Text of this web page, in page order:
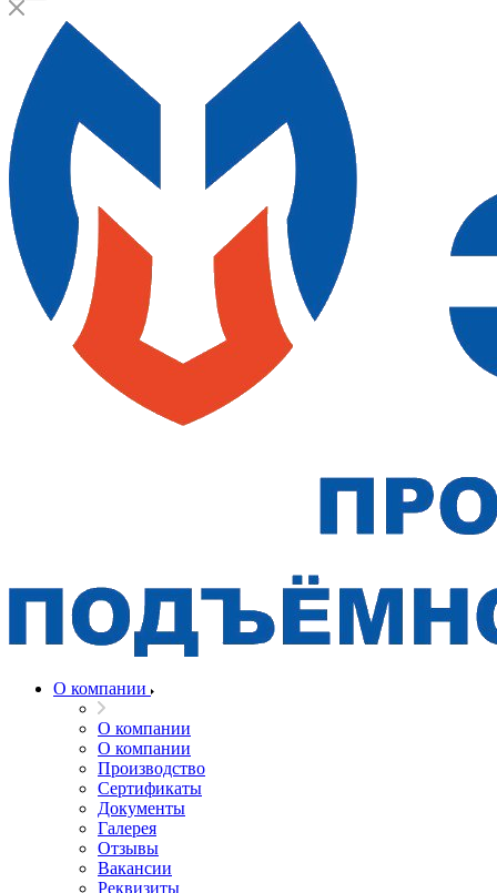
О компании
О компании
О компании
Производство
Сертификаты
Документы
Галерея
Отзывы
Вакансии
Реквизиты